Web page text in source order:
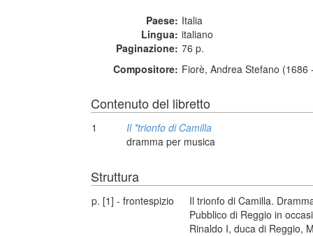
Paese: Italia
Lingua: italiano
Paginazione: 76 p.
Compositore: Fiorè, Andrea Stefano (1686
Contenuto del libretto
1
Il *trionfo di Camilla
dramma per musica
Struttura
p. [1] - frontespizio
Il trionfo di Camilla.
Pubblico di Reggio in
Rinaldo I, duca di Reggio,